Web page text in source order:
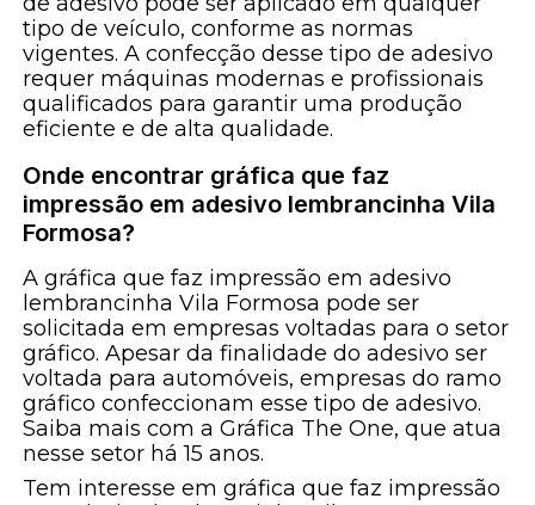
tipo de veículo, conforme as normas
vigentes. A confecção desse tipo de adesivo
requer máquinas modernas e profissionais
qualificados para garantir uma produção
eficiente e de alta qualidade.
Onde encontrar gráfica que faz
impressão em adesivo lembrancinha Vila
Formosa?
A gráfica que faz impressão em adesivo
lembrancinha Vila Formosa pode ser
solicitada em empresas voltadas para o setor
gráfico. Apesar da finalidade do adesivo ser
voltada para automóveis, empresas do ramo
gráfico confeccionam esse tipo de adesivo.
Saiba mais com a Gráfica The One, que atua
nesse setor há 15 anos.
Tem interesse em gráfica que faz impressão